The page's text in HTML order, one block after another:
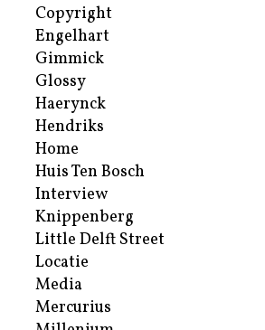
Copyright
Engelhart
Gimmick
Glossy
Haerynck
Hendriks
Home
Huis Ten Bosch
Interview
Knippenberg
Little Delft Street
Locatie
Media
Mercurius